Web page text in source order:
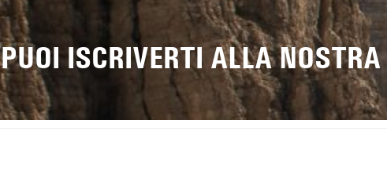
PUOI ISCRIVERTI ALLA NOSTRA